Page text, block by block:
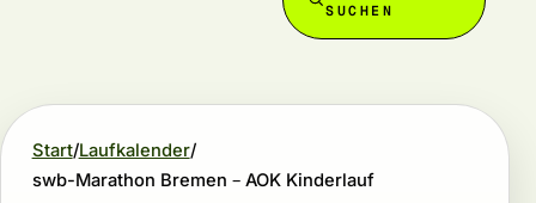
SUCHEN
Start Laufkalender
swb-Marathon Bremen – AOK Kinderlauf